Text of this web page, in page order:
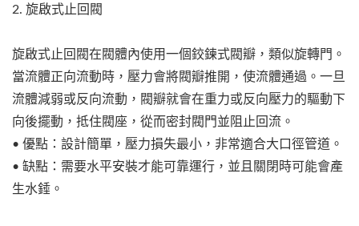
2. 旋啟式止回閥
旋啟式止回閥在閥體內使用一個鉸鍊式閥瓣，類似旋轉門。
當流體正向流動時，壓力會將閥瓣推開，使流體通過。一旦
流體減弱或反向流動，閥瓣就會在重力或反向壓力的驅動下
向後擺動，抵住閥座，從而密封閥門並阻止回流。
• 優點：設計簡單，壓力損失最小，非常適合大口徑管道。
• 缺點：需要水平安裝才能可靠運行，並且關閉時可能會產
生水錘。